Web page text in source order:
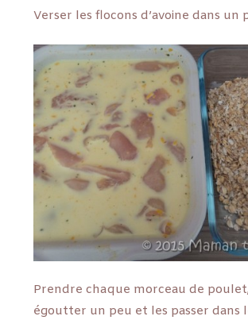
Verser les flocons d’avoine dans un
Prendre chaque morceau de
égoutter un peu et les passer dans